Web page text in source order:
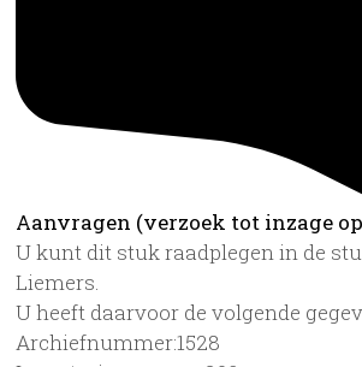
Aanvragen (verzoek tot inzage
U kunt dit stuk raadplegen in de
Liemers.
U heeft daarvoor de volgende
Archiefnummer:1528